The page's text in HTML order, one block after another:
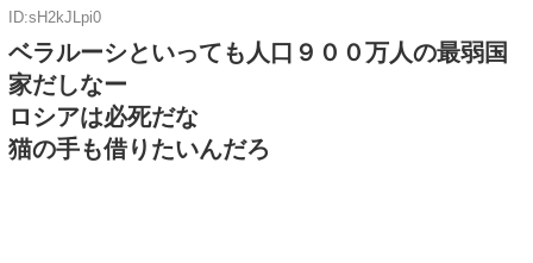
ID:sH2kJLpi0
ベラルーシといっても人口９００万人の最弱国
家だしなー
ロシアは必死だな
猫の手も借りたいんだろ